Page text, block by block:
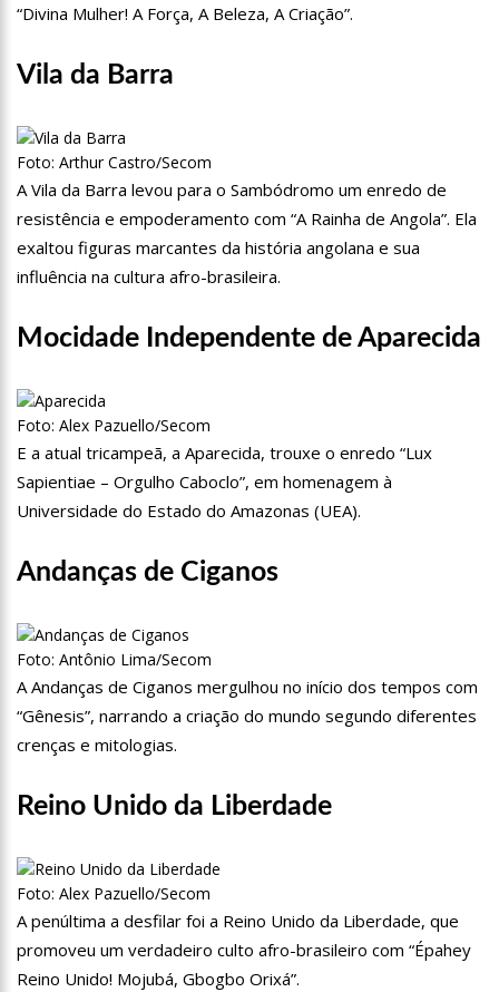
17:35 Omar Aziz anuncia, CPI da Covid não fará recesso.
18:55 594 doses vencidas da AstraZeneca foram aplicadas no
18:13 402 mil casos de covid-19, já ultrapassa no Amazonas e
registra 14 novos óbitos.
07:35 Covid-19, Wilson Lima, família Lins X CPI DA SAÚDE – AM
20:57 Atenção Para O Golpe Do PIX; Polícia Faz Alerta Importante
vídeo chamando jovem de “amor”
07:27 Prefeitura de Manaus define esquema para o ‘viradão’ da
vacinação contra a Covid-19 nos dias 29 e 30/6
07:21 Mais de 100 agentes da Segurança Pública atuaram durante
a operação ‘Live Parintins 2021’
de carro neste fim de semana
Ciências e Matemática
vacinação contra a Covid-19 para população acima de 22 anos
Faustão fica fora da TV até 2022; devido demissão
antecipada, veja mas detalhes;
15:48
Deputado confronta Amazonas Energia e defende Lei que
proíbe cortes por inadimplência
vacinal contra Covid-19 com segunda dose
15:08 Na CPI, Omar Aziz alerta sobre pré-julgamentos no ‘Caso
14:36
Técnico de enfermagem é preso acusado de estuprar pelo
“Divina Mulher! A Força, A Beleza, A Criação”.
Vila da Barra
Foto: Arthur Castro/Secom
A Vila da Barra levou para o Sambódromo um enredo de
resistência e empoderamento com “A Rainha de Angola”. Ela
exaltou figuras marcantes da história angolana e sua
influência na cultura afro-brasileira.
Mocidade Independente de Aparecida
Foto: Alex Pazuello/Secom
E a atual tricampeã, a Aparecida, trouxe o enredo “Lux
Sapientiae – Orgulho Caboclo”, em homenagem à
Universidade do Estado do Amazonas (UEA).
Andanças de Ciganos
Foto: Antônio Lima/Secom
A Andanças de Ciganos mergulhou no início dos tempos com
“Gênesis”, narrando a criação do mundo segundo diferentes
crenças e mitologias.
Reino Unido da Liberdade
Foto: Alex Pazuello/Secom
A penúltima a desfilar foi a Reino Unido da Liberdade, que
promoveu um verdadeiro culto afro-brasileiro com “Épahey
Reino Unido! Mojubá, Gbogbo Orixá”.